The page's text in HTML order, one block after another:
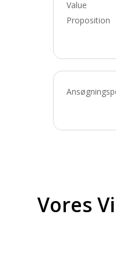
Value
Proposition
Vores